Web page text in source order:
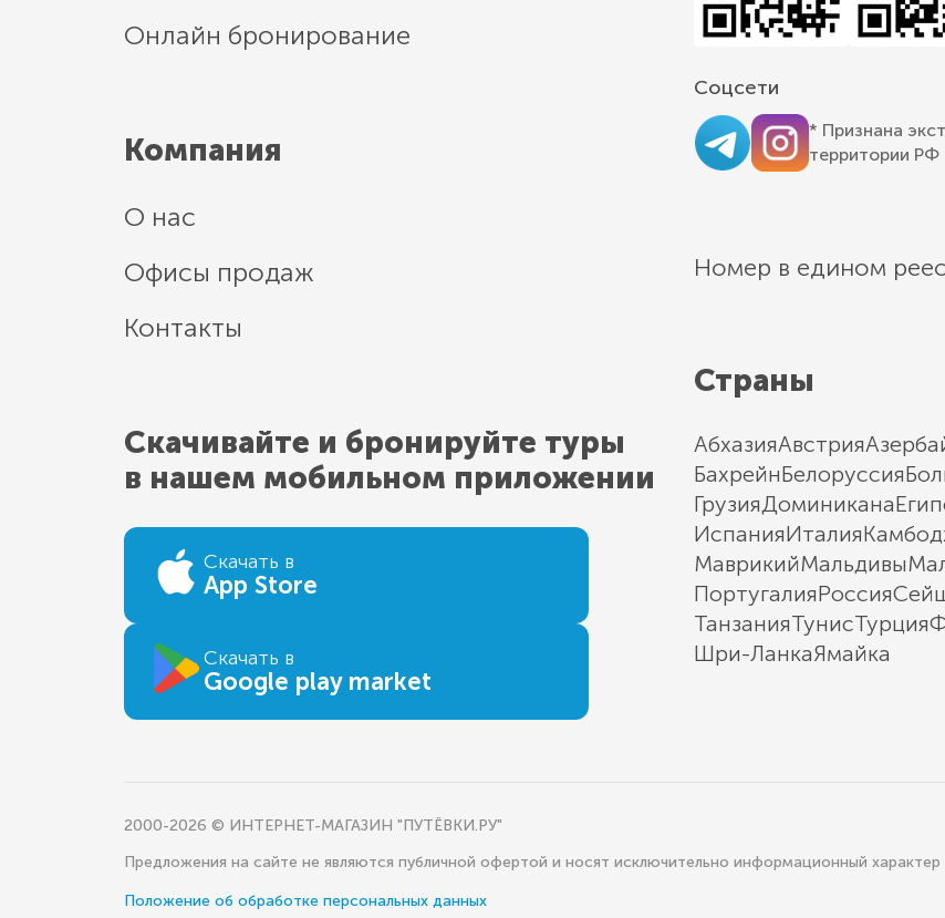
Онлайн бронирование
Компания
О нас
Офисы продаж
Контакты
Скачивайте и бронируйте туры
в нашем мобильном приложении
Скачать в
App Store
Скачать в
Google play market
Соцсети
* Признана
территории РФ
Номер в едином
Страны
АбхазияАвстрия
БахрейнБелоруссия
ГрузияДоминикана
ИспанияИталия
МаврикийМальдивы
ПортугалияРоссия
ТанзанияТунисТурция
Шри-ЛанкаЯмайка
2000-2026 © ИНТЕРНЕТ-МАГАЗИН "ПУТЁВКИ.РУ"
Предложения на сайте не являются публичной офертой и носят исключительно информационный характер
Положение об обработке персональных данных